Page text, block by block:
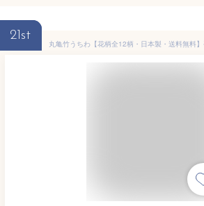
21st